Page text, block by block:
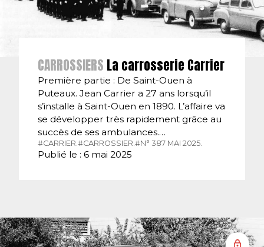
CARROSSIERS La carrosserie Carrier
Première partie : De Saint-Ouen à
Puteaux. Jean Carrier a 27 ans lorsqu’il
s’installe à Saint-Ouen en 1890. L’affaire va
se développer très rapidement grâce au
succès de ses ambulances.…
#CARRIER.#CARROSSIER.#N° 387 MAI 2025.
Publié le : 6 mai 2025